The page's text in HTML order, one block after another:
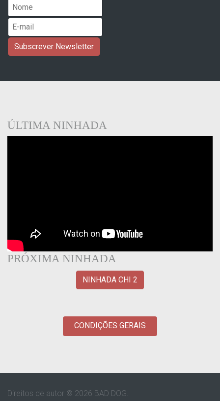
ÚLTIMA NINHADA
PRÓXIMA NINHADA
NINHADA CHI 2
CONDIÇÕES GERAIS
Direitos de autor © 2026 BAD DOG.